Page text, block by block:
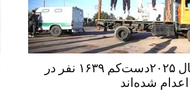
در سال ۲۰۲۵دست‌کم ۱۶۳۹ نفر در
اعدام شده‌اند